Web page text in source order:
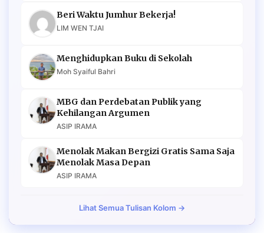
Beri Waktu Jumhur Bekerja!
LIM WEN TJAI
Menghidupkan Buku di Sekolah
Moh Syaiful Bahri
MBG dan Perdebatan Publik yang
Kehilangan Argumen
ASIP IRAMA
Menolak Makan Bergizi Gratis Sama Saja
Menolak Masa Depan
ASIP IRAMA
Lihat Semua Tulisan Kolom →